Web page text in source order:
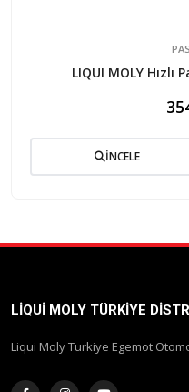
LIQUI MOLY Hızlı
İNCELE
LIQUI MOLY TÜRKIYE
Liqui Moly Turkiye Egemot